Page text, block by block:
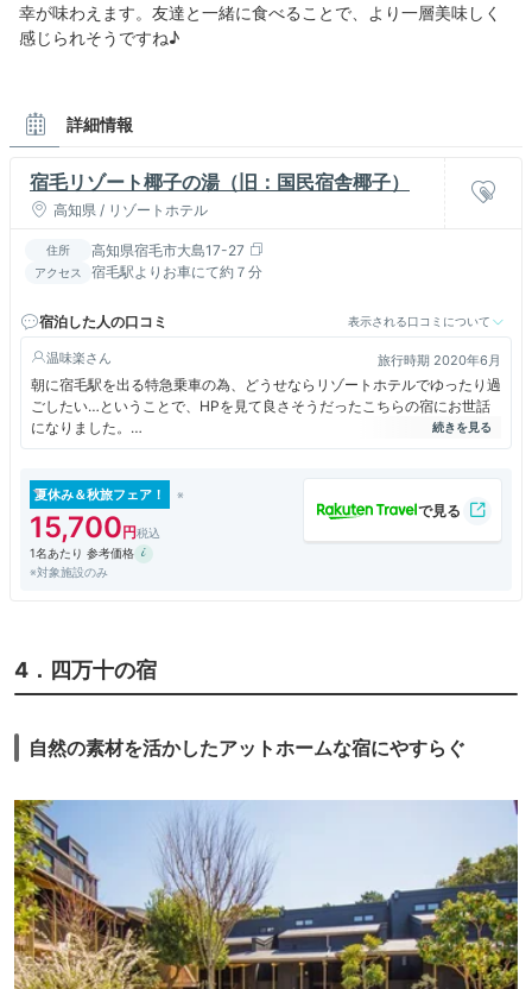
幸が味わえます。友達と一緒に食べることで、より一層美味しく
感じられそうですね♪
詳細情報
宿毛リゾート椰子の湯（旧：国民宿舎椰子）
高知県 / リゾートホテル
住所 高知県宿毛市大島17-27
アクセス 宿毛駅よりお車にて約７分
宿泊した人の口コミ 表示される口コミについて
温味楽 旅行時期 2020年6月
朝に宿毛駅を出る特急乗車の為、どうせならリゾートホテルでゆったり過
ごしたい…ということで、HPを見て良さそうだったこちらの宿にお世話
になりました。
さんが良い方ばかりでとても好印象。オーシャンビューで眺望抜群の綺麗
な部屋は海に沈む夕陽や星空が見えるし、リモコン式の照明と温度調節可
能な個別空調、ウォシュレットトイレとありこちらも文句なしです。ただ
欲を言うと、部屋で使えるフリーWi-fiがあるともっと最高だったかも。
楽しめました。
味しく頂き大満足。
事に。その朝食には一度食べてみたかった「土佐ジロー」の卵が入ってい
たのに感激。メインに選んだ、鮭の焼き物も美味しかったです。
帰りも宿毛駅まで歩く予定でしたが、夕食時に話が弾んだスタッフさんに
車で送って頂き、なんだか申し訳ないようでした。
私は今まで日本各地の様々な温泉旅館・リゾートホテルを利用しています
が、その中でも今回の滞在はトップクラスの満足だったと言っても過言で
はなく、「ここに来るだけに宿毛に行く価値がある」と思います。
夏休み＆秋旅フェア！
15,700
1名あたり 参考価格
※対象施設のみ
4．四万十の宿
自然の素材を活かしたアットホームな宿にやすらぐ